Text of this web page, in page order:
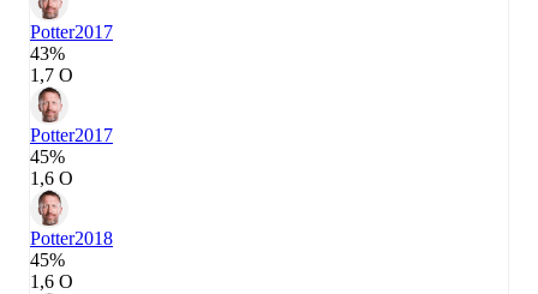
Potter2017
43%
1,7 О
Potter2017
45%
1,6 О
Potter2018
45%
1,6 О